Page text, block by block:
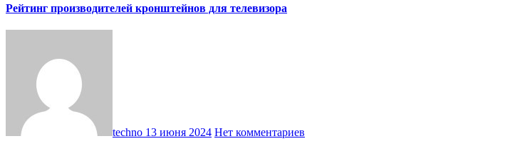
Рейтинг производителей кронштейнов для телевизора
techno 13 июня 2024 Нет комментариев